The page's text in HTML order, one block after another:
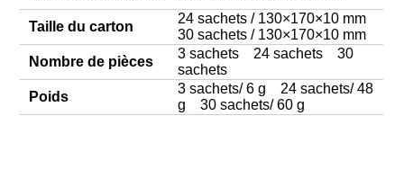
Taille du carton
24 sachets / 130×170×10 mm
30 sachets / 130×170×10 mm
Nombre de pièces
3 sachets 24 sachets 30
sachets
Poids
3 sachets/ 6 g 24 sachets/ 48
g 30 sachets/ 60 g